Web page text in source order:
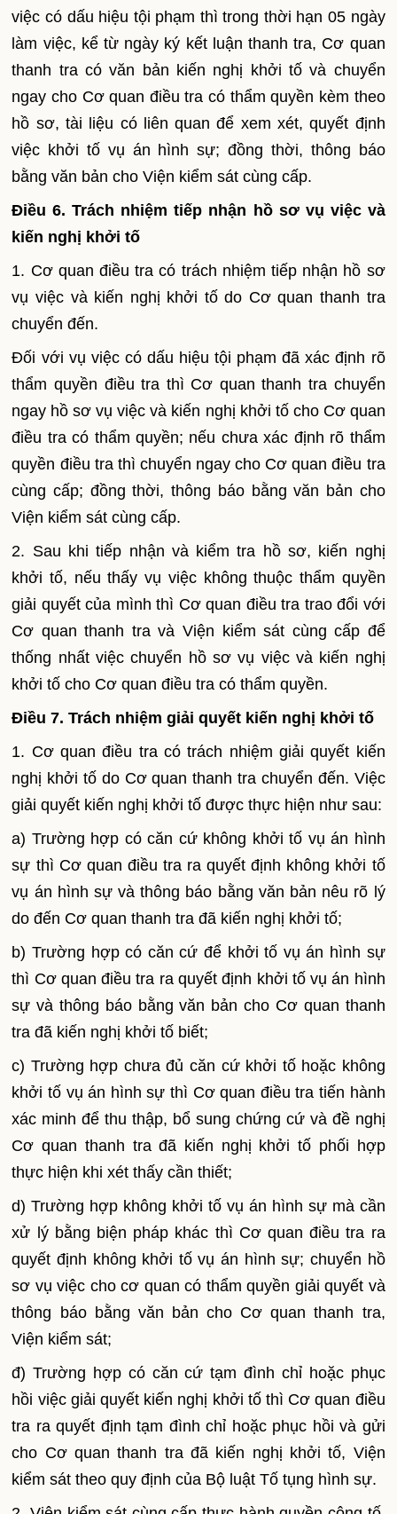
việc có dấu hiệu tội phạm thì trong thời hạn 05 ngày
làm việc, kể từ ngày ký kết luận thanh tra, Cơ quan
thanh tra có văn bản kiến nghị khởi tố và chuyển
ngay cho Cơ quan điều tra có thẩm quyền kèm theo
hồ sơ, tài liệu có liên quan để xem xét, quyết định
việc khởi tố vụ án hình sự; đồng thời, thông báo
bằng văn bản cho Viện kiểm sát cùng cấp.
Điều 6. Trách nhiệm tiếp nhận hồ sơ vụ việc và
kiến nghị khởi tố
1. Cơ quan điều tra có trách nhiệm tiếp nhận hồ sơ
vụ việc và kiến nghị khởi tố do Cơ quan thanh tra
chuyển đến.
Đối với vụ việc có dấu hiệu tội phạm đã xác định rõ
thẩm quyền điều tra thì Cơ quan thanh tra chuyển
ngay hồ sơ vụ việc và kiến nghị khởi tố cho Cơ quan
điều tra có thẩm quyền; nếu chưa xác định rõ thẩm
quyền điều tra thì chuyển ngay cho Cơ quan điều tra
cùng cấp; đồng thời, thông báo bằng văn bản cho
Viện kiểm sát cùng cấp.
2. Sau khi tiếp nhận và kiểm tra hồ sơ, kiến nghị
khởi tố, nếu thấy vụ việc không thuộc thẩm quyền
giải quyết của mình thì Cơ quan điều tra trao đổi với
Cơ quan thanh tra và Viện kiểm sát cùng cấp để
thống nhất việc chuyển hồ sơ vụ việc và kiến nghị
khởi tố cho Cơ quan điều tra có thẩm quyền.
Điều 7. Trách nhiệm giải quyết kiến nghị khởi tố
1. Cơ quan điều tra có trách nhiệm giải quyết kiến
nghị khởi tố do Cơ quan thanh tra chuyển đến. Việc
giải quyết kiến nghị khởi tố được thực hiện như sau:
a) Trường hợp có căn cứ không khởi tố vụ án hình
sự thì Cơ quan điều tra ra quyết định không khởi tố
vụ án hình sự và thông báo bằng văn bản nêu rõ lý
do đến Cơ quan thanh tra đã kiến nghị khởi tố;
b) Trường hợp có căn cứ để khởi tố vụ án hình sự
thì Cơ quan điều tra ra quyết định khởi tố vụ án hình
sự và thông báo bằng văn bản cho Cơ quan thanh
tra đã kiến nghị khởi tố biết;
c) Trường hợp chưa đủ căn cứ khởi tố hoặc không
khởi tố vụ án hình sự thì Cơ quan điều tra tiến hành
xác minh để thu thập, bổ sung chứng cứ và đề nghị
Cơ quan thanh tra đã kiến nghị khởi tố phối hợp
thực hiện khi xét thấy cần thiết;
d) Trường hợp không khởi tố vụ án hình sự mà cần
xử lý bằng biện pháp khác thì Cơ quan điều tra ra
quyết định không khởi tố vụ án hình sự; chuyển hồ
sơ vụ việc cho cơ quan có thẩm quyền giải quyết và
thông báo bằng văn bản cho Cơ quan thanh tra,
Viện kiểm sát;
đ) Trường hợp có căn cứ tạm đình chỉ hoặc phục
hồi việc giải quyết kiến nghị khởi tố thì Cơ quan điều
tra ra quyết định tạm đình chỉ hoặc phục hồi và gửi
cho Cơ quan thanh tra đã kiến nghị khởi tố, Viện
kiểm sát theo quy định của Bộ luật Tố tụng hình sự.